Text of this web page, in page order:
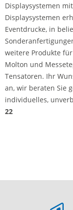
Displaysystemen
Displaysystemen
Eventdrucke, in
weitere Produkte
Molton und
Tensatoren. Ihr
an, wir beraten Sie
individuelles,
22